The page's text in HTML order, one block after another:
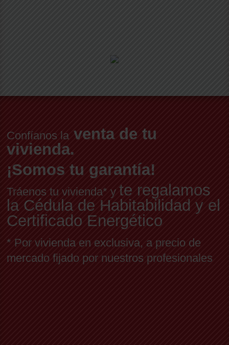
Confíanos la venta de tu
vivienda.
¡Somos tu garantía!
Tráenos tu vivienda* yte regalamos
la Cédula de Habitabilidad y el
Certificado Energético
* Por vivienda en exclusiva, a precio de
mercado fijado por nuestros profesionales